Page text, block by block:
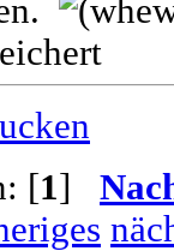
[1]